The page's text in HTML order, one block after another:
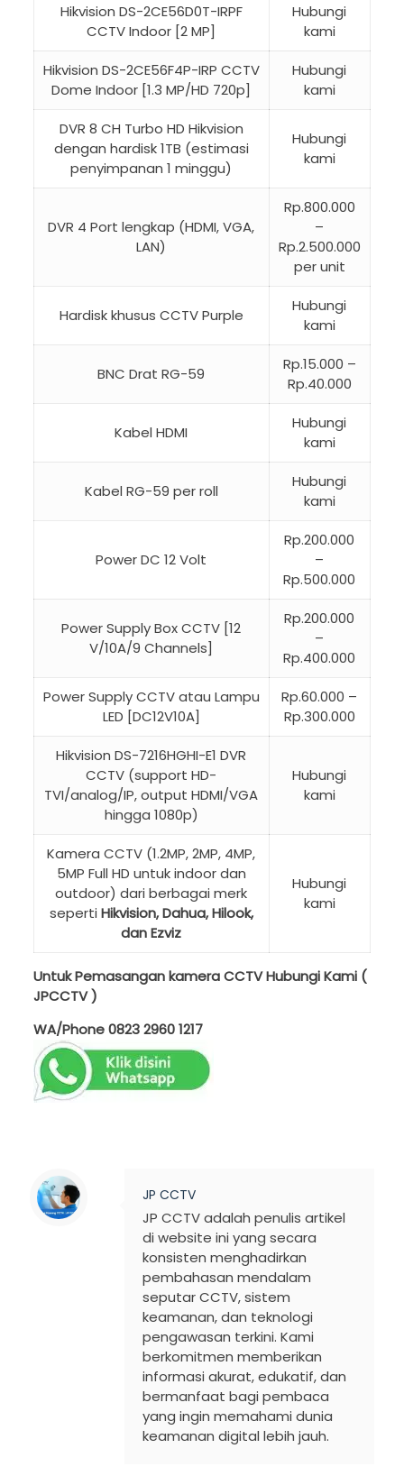
Hikvision DS-2CE56D0T-IRPF
CCTV Indoor [2 MP]
Hubungi
kami
Hikvision DS-2CE56F4P-IRP CCTV
Dome Indoor [1.3 MP/HD 720p]
Hubungi
kami
DVR 8 CH Turbo HD Hikvision
dengan hardisk 1TB (estimasi
penyimpanan 1 minggu)
Hubungi
kami
DVR 4 Port lengkap (HDMI, VGA,
LAN)
Rp.800.000
–
Rp.2.500.000
per unit
Hardisk khusus CCTV Purple
Hubungi
kami
BNC Drat RG-59
Rp.15.000 –
Rp.40.000
Kabel HDMI
Hubungi
kami
Kabel RG-59 per roll
Hubungi
kami
Power DC 12 Volt
Rp.200.000
–
Rp.500.000
Power Supply Box CCTV [12
V/10A/9 Channels]
Rp.200.000
–
Rp.400.000
Power Supply CCTV atau Lampu
LED [DC12V10A]
Rp.60.000 –
Rp.300.000
Hikvision DS-7216HGHI-E1 DVR
CCTV (support HD-
TVI/analog/IP, output HDMI/VGA
hingga 1080p)
Hubungi
kami
Kamera CCTV (1.2MP, 2MP, 4MP,
5MP Full HD untuk indoor dan
outdoor) dari berbagai merk
seperti Hikvision, Dahua, Hilook,
dan Ezviz
Hubungi
kami
Untuk Pemasangan kamera CCTV Hubungi Kami (
JPCCTV )
WA/Phone0823 2960 1217
JP CCTV
JP CCTV adalah penulis artikel
di website ini yang secara
konsisten menghadirkan
pembahasan mendalam
seputar CCTV, sistem
keamanan, dan teknologi
pengawasan terkini. Kami
berkomitmen memberikan
informasi akurat, edukatif, dan
bermanfaat bagi pembaca
yang ingin memahami dunia
keamanan digital lebih jauh.